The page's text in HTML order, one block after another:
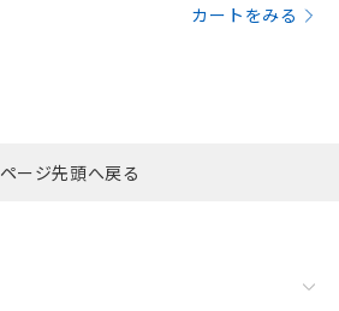
カートをみる
ページ先頭へ戻る